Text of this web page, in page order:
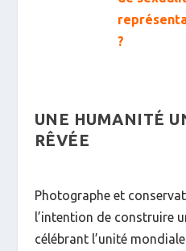
?
UNE HUMANITÉ
RÊVÉE
Photographe et
l’intention de construire
célébrant l’unité